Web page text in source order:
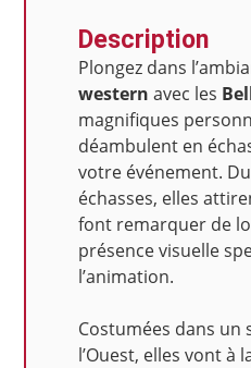
Description
Plongez dans
western avec les
magnifiques
déambulent en
votre événement.
échasses, elles
font remarquer de
présence visuelle
l’animation.
Costumées dans un
l’Ouest, elles vont à